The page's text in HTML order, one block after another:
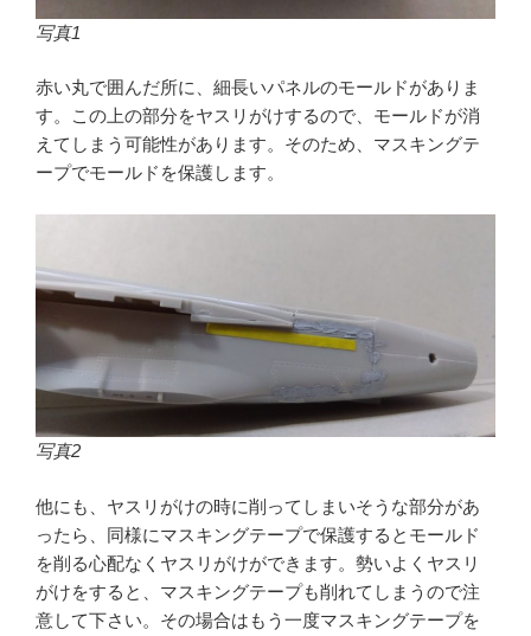
写真1
赤い丸で囲んだ所に、細長いパネルのモールドがありま
す。この上の部分をヤスリがけするので、モールドが消
えてしまう可能性があります。そのため、マスキングテ
ープでモールドを保護します。
写真2
他にも、ヤスリがけの時に削ってしまいそうな部分があ
ったら、同様にマスキングテープで保護するとモールド
を削る心配なくヤスリがけができます。勢いよくヤスリ
がけをすると、マスキングテープも削れてしまうので注
意して下さい。その場合はもう一度マスキングテープを